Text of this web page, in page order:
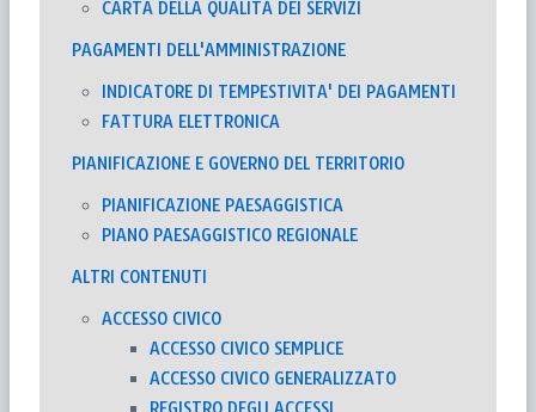
CARTA DELLA QUALITÀ DEI SERVIZI
PAGAMENTI DELL'AMMINISTRAZIONE
INDICATORE DI TEMPESTIVITA' DEI PAGAMENTI
FATTURA ELETTRONICA
PIANIFICAZIONE E GOVERNO DEL TERRITORIO
PIANIFICAZIONE PAESAGGISTICA
PIANO PAESAGGISTICO REGIONALE
ALTRI CONTENUTI
ACCESSO CIVICO
ACCESSO CIVICO SEMPLICE
ACCESSO CIVICO GENERALIZZATO